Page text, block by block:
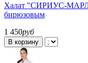
Халат "СИРИУС-
бирюзовым
1 450руб
В корзину